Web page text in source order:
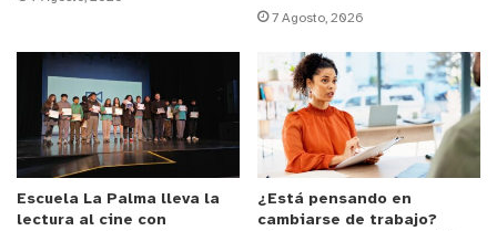
2 cartuchos de fogueo 9mm
7 Agosto, 2026
Escuela La Palma lleva la
lectura al cine con
¿Está pensando en
cambiarse de trabajo?